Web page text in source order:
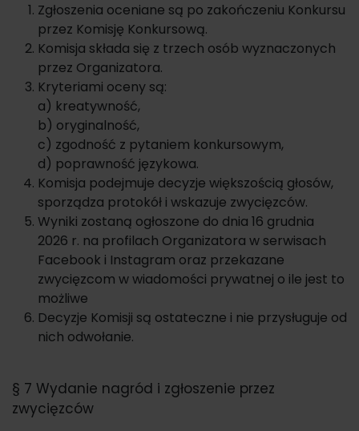
Zgłoszenia oceniane są po zakończeniu Konkursu
przez Komisję Konkursową.
Komisja składa się z trzech osób wyznaczonych
przez Organizatora.
Kryteriami oceny są:
a) kreatywność,
b) oryginalność,
c) zgodność z pytaniem konkursowym,
d) poprawność językowa.
Komisja podejmuje decyzje większością głosów,
sporządza protokół i wskazuje zwycięzców.
Wyniki zostaną ogłoszone do dnia 16 grudnia
2026 r. na profilach Organizatora w serwisach
Facebook i Instagram oraz przekazane
zwycięzcom w wiadomości prywatnej o ile jest to
możliwe
Decyzje Komisji są ostateczne i nie przysługuje od
nich odwołanie.
§ 7 Wydanie nagród i zgłoszenie przez
zwycięzców